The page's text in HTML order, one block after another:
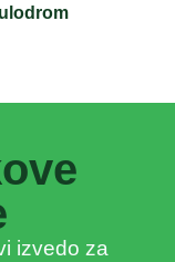
izvedo za